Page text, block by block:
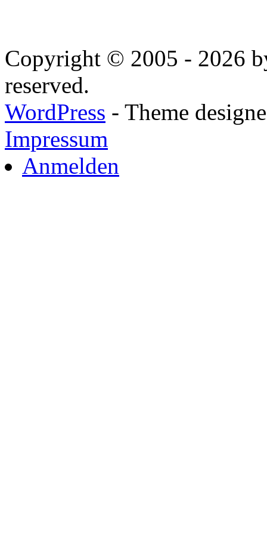
Copyright © 2005 - 2026
reserved.
WordPress - Theme
Impressum
Anmelden